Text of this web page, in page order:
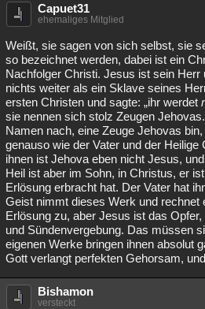
Capuet31
ehemaliges Mitglied
Weißt, sie sagen von sich selbst, sie
so bezeichnet werden, dabei ist ein
Nachfolger Christi. Jesus ist sein Herr
nichts weiter als ein Sklave seines
ersten Christen und sagte: „ihr werdet
sie nennen sich stolz Zeugen
Namen nach, eine Zeuge Jehovas
genauso wie der Vater und der Heilige
ihnen ist Jehova eben nicht Jesus,
Heil ist aber im Sohn, in Christus, er
Erlösung erbracht hat. Der Vater hat
Geist nimmt dieses Werk und rechnet
Erlösung zu, aber Jesus ist das
und Sündenvergebung. Das müssen
eigenen Werke bringen ihnen absolut
Gott verlangt perfekten Gehorsam,
Bishamon
versteckt